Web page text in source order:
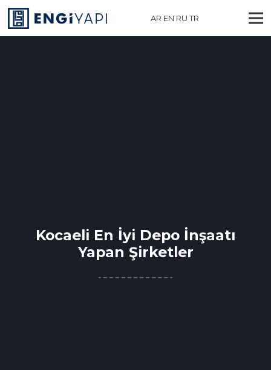
AR EN RU TR
Kocaeli En İyi Depo İnşaatı
Yapan Şirketler